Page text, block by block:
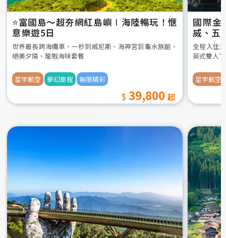
⭐️富國島～超夯網紅島嶼∣海陸暢玩！愜
意樂遊5日
世界最長跨海纜車、一秒到威尼斯、海神宮巨龜水族館、
絕美夕陽、龍蝦海味套餐
星宇航空 夢幻旅程 無限精彩
39,800
國際金
威、五
全程入住
英式雙人
星宇航空